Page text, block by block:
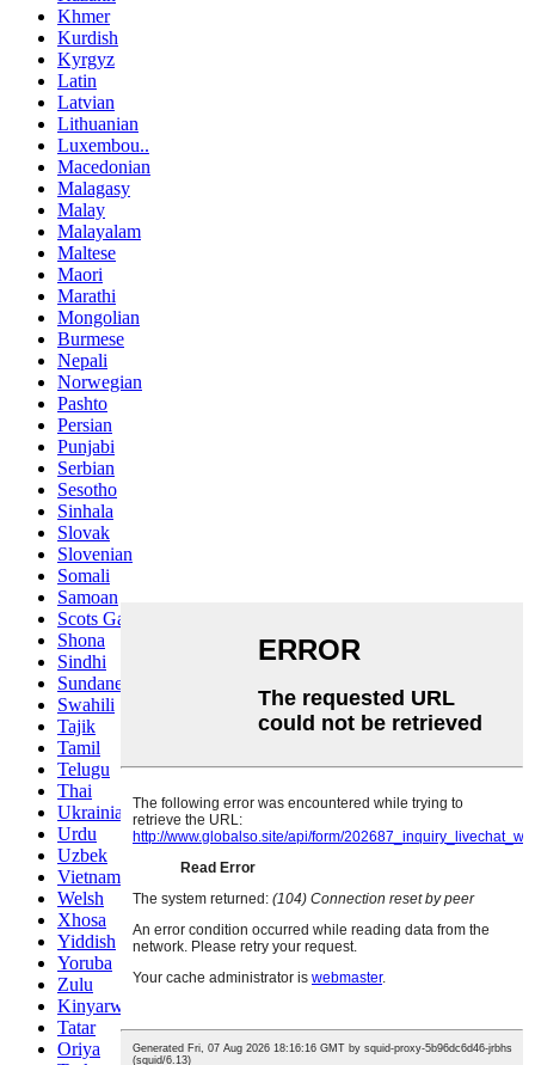
Khmer
Kurdish
Kyrgyz
Latin
Latvian
Lithuanian
Luxembou..
Macedonian
Malagasy
Malay
Malayalam
Maltese
Maori
Marathi
Mongolian
Burmese
Nepali
Norwegian
Pashto
Persian
Punjabi
Serbian
Sesotho
Sinhala
Slovak
Slovenian
Somali
Samoan
Scots Gaelic
Shona
Sindhi
Sundanese
Swahili
Tajik
Tamil
Telugu
Thai
Ukrainian
Urdu
Uzbek
Vietnamese
Welsh
Xhosa
Yiddish
Yoruba
Zulu
Kinyarwanda
Tatar
Oriya